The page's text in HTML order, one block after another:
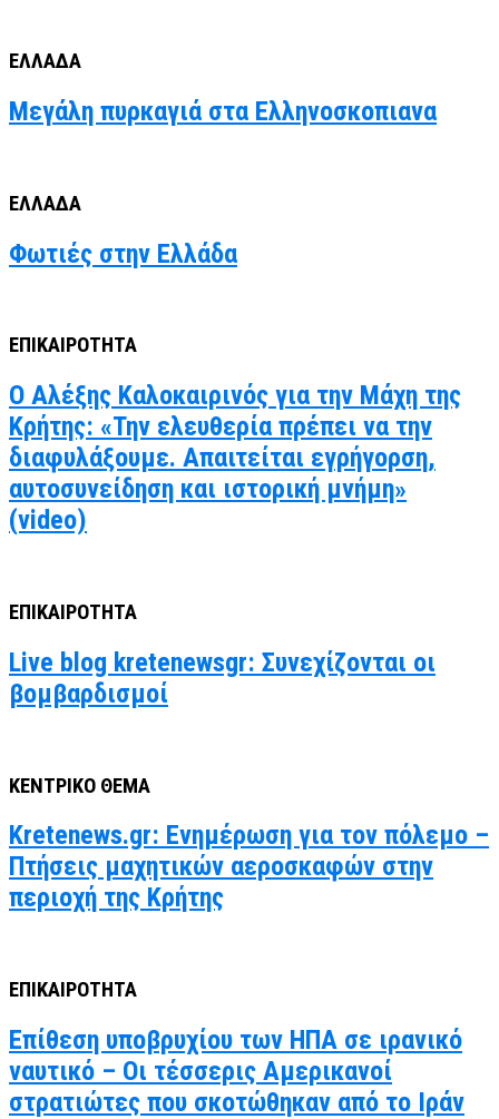
ΕΛΛΑΔΑ
Μεγάλη πυρκαγιά στα Ελληνοσκοπιανα
ΕΛΛΑΔΑ
Φωτιές στην Ελλάδα
ΕΠΙΚΑΙΡΟΤΗΤΑ
Ο Αλέξης Καλοκαιρινός για την Μάχη της
Κρήτης: «Την ελευθερία πρέπει να την
διαφυλάξουμε. Απαιτείται εγρήγορση,
αυτοσυνείδηση και ιστορική μνήμη»
(video)
ΕΠΙΚΑΙΡΟΤΗΤΑ
Live blog kretenewsgr: Συνεχίζονται οι
βομβαρδισμοί
ΚΕΝΤΡΙΚΟ ΘΕΜΑ
Kretenews.gr: Ενημέρωση για τον πόλεμο –
Πτήσεις μαχητικών αεροσκαφών στην
περιοχή της Κρήτης
ΕΠΙΚΑΙΡΟΤΗΤΑ
Επίθεση υποβρυχίου των ΗΠΑ σε ιρανικό
ναυτικό – Οι τέσσερις Αμερικανοί
στρατιώτες που σκοτώθηκαν από το Ιράν